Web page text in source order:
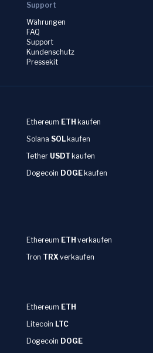
Support
Währungen
FAQ
Support
Kundenschutz
Pressekit
Ethereum ETH kaufen
Solana SOL kaufen
Tether USDT kaufen
Dogecoin DOGE kaufen
Ethereum ETH verkaufen
Tron TRXverkaufen
Ethereum ETH
Litecoin LTC
Dogecoin DOGE